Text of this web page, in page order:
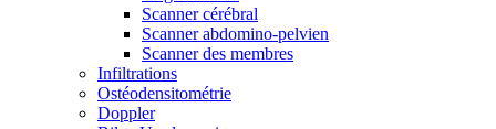
Scanner cérébral
Scanner abdomino-pelvien
Scanner des membres
Infiltrations
Ostéodensitométrie
Doppler